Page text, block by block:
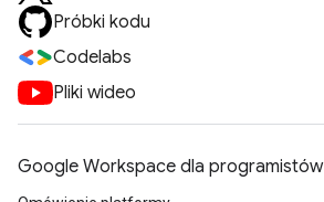
Próbki kodu
Codelabs
Pliki wideo
Google Workspace dla programistów